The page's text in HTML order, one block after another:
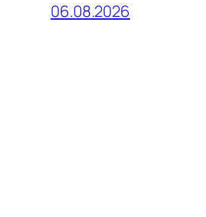
06.08.2026